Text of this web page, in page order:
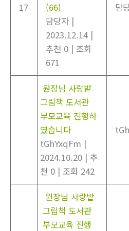
17
(66)
담당자 |
2023.12.14 |
추천 0 | 조회
671
담
원장님 사랑밭
그림책 도서관
부모교육 진행하
였습니다
tGhYxqFm |
2024.10.20 | 추
천 0 | 조회 242
원장님 사랑밭
그림책 도서관
부모교육 진행